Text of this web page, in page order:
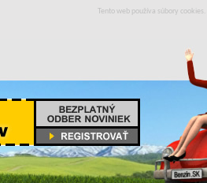
Tento web používa súbory cookies.